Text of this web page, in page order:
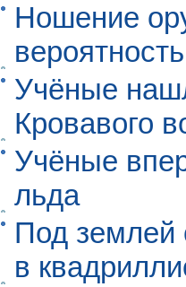
Ношение
Учёные
Кровавого
Учёные
льда
Под землей
в